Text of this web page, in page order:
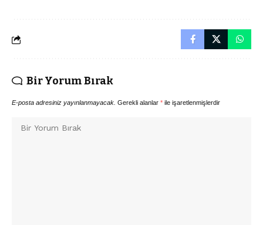
Bir Yorum Bırak
E-posta adresiniz yayınlanmayacak. Gerekli alanlar * ile işaretlenmişlerdir